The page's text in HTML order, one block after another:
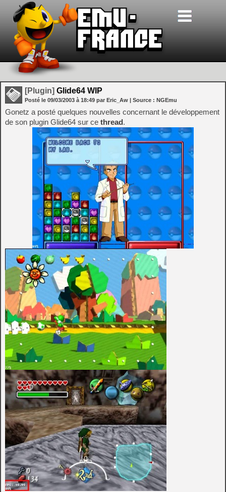
[Plugin] Glide64 WIP
Posté le 09/03/2003 à 18:49 par Eric_Aw | Source : NGEmu
Gonetz a posté quelques nouvelles concernant le développement
de son plugin Glide64 sur ce thread.